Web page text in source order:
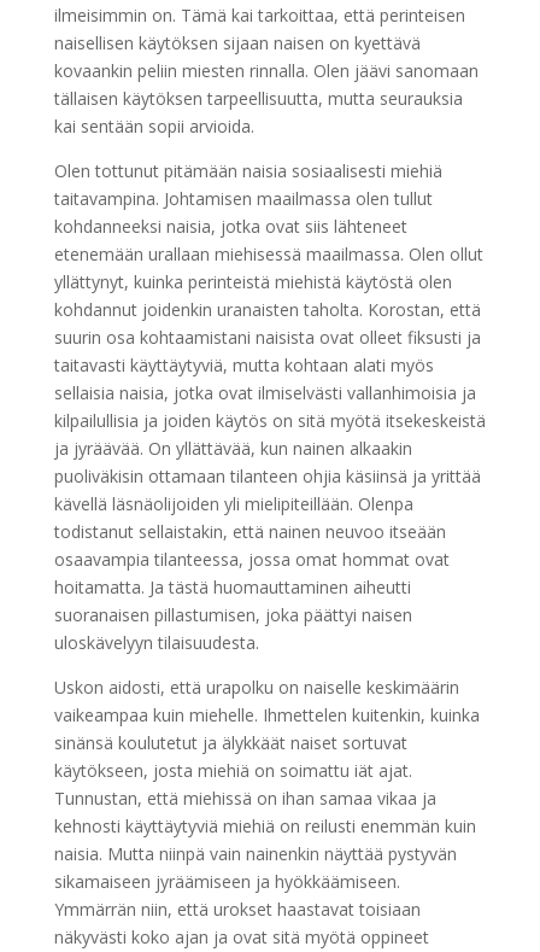
ilmeisimmin on. Tämä kai tarkoittaa, että perinteisen
naisellisen käytöksen sijaan naisen on kyettävä
kovaankin peliin miesten rinnalla. Olen jäävi sanomaan
tällaisen käytöksen tarpeellisuutta, mutta seurauksia
kai sentään sopii arvioida.
Olen tottunut pitämään naisia sosiaalisesti miehiä
taitavampina. Johtamisen maailmassa olen tullut
kohdanneeksi naisia, jotka ovat siis lähteneet
etenemään urallaan miehisessä maailmassa. Olen ollut
yllättynyt, kuinka perinteistä miehistä käytöstä olen
kohdannut joidenkin uranaisten taholta. Korostan, että
suurin osa kohtaamistani naisista ovat olleet fiksusti ja
taitavasti käyttäytyviä, mutta kohtaan alati myös
sellaisia naisia, jotka ovat ilmiselvästi vallanhimoisia ja
kilpailullisia ja joiden käytös on sitä myötä itsekeskeistä
ja jyräävää. On yllättävää, kun nainen alkaakin
puoliväkisin ottamaan tilanteen ohjia käsiinsä ja yrittää
kävellä läsnäolijoiden yli mielipiteillään. Olenpa
todistanut sellaistakin, että nainen neuvoo itseään
osaavampia tilanteessa, jossa omat hommat ovat
hoitamatta. Ja tästä huomauttaminen aiheutti
suoranaisen pillastumisen, joka päättyi naisen
uloskävelyyn tilaisuudesta.
Uskon aidosti, että urapolku on naiselle keskimäärin
vaikeampaa kuin miehelle. Ihmettelen kuitenkin, kuinka
sinänsä koulutetut ja älykkäät naiset sortuvat
käytökseen, josta miehiä on soimattu iät ajat.
Tunnustan, että miehissä on ihan samaa vikaa ja
kehnosti käyttäytyviä miehiä on reilusti enemmän kuin
naisia. Mutta niinpä vain nainenkin näyttää pystyvän
sikamaiseen jyräämiseen ja hyökkäämiseen.
Ymmärrän niin, että urokset haastavat toisiaan
näkyvästi koko ajan ja ovat sitä myötä oppineet